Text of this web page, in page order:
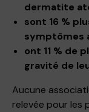
dermatite
sont 16 %
symptômes
ont 11 % de
gravité de
Aucune
relevée pour les